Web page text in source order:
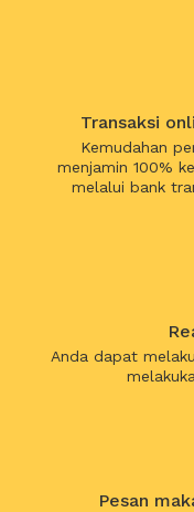
Transaksi
Kemudahan
menjamin 100%
melalui bank
Anda dapat
Pesan